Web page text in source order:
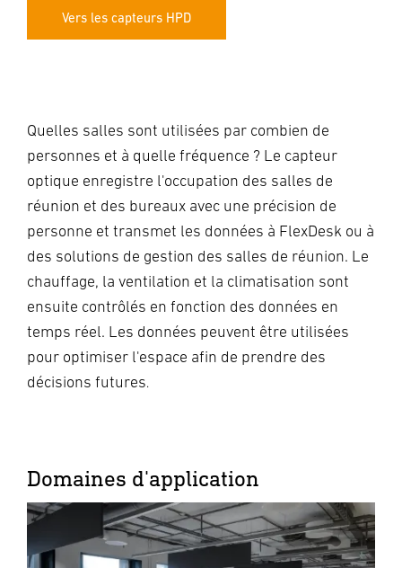
Vers les capteurs HPD
Quelles salles sont utilisées par combien de
personnes et à quelle fréquence ? Le capteur
optique enregistre l'occupation des salles de
réunion et des bureaux avec une précision de
personne et transmet les données à FlexDesk ou à
des solutions de gestion des salles de réunion. Le
chauffage, la ventilation et la climatisation sont
ensuite contrôlés en fonction des données en
temps réel. Les données peuvent être utilisées
pour optimiser l'espace afin de prendre des
décisions futures.
Domaines d'application